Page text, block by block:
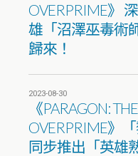
OVERPRIME》
雄「沼澤巫毒術
歸來！
2023-08-30
《PARAGON: THE
OVERPRIME》
同步推出「英雄